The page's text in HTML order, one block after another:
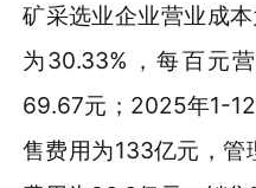
矿采选业企业营业成
为30.33%，每百元
69.67元；2025年1-
售费用为133亿元，管